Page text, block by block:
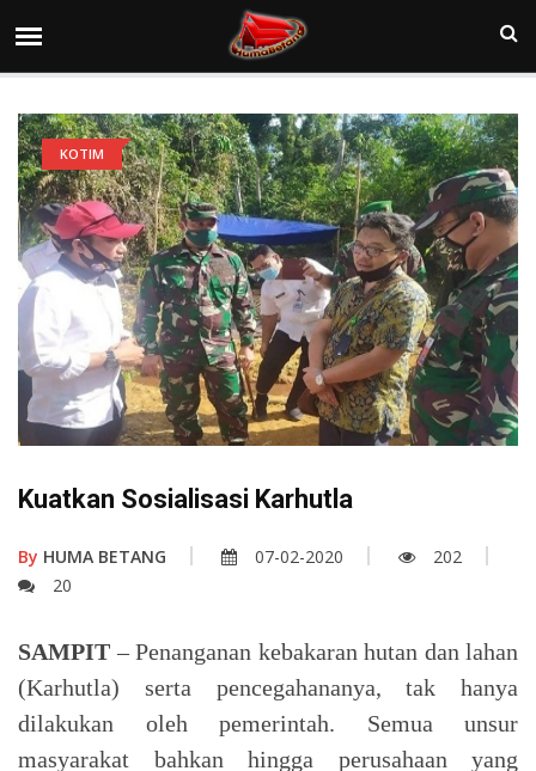
KOTIM
Kuatkan Sosialisasi Karhutla
By HUMA BETANG 07-02-2020
202
20
SAMPIT – Penanganan kebakaran hutan dan lahan
(Karhutla) serta pencegahananya, tak hanya
dilakukan oleh pemerintah. Semua unsur
masyarakat bahkan hingga perusahaan yang